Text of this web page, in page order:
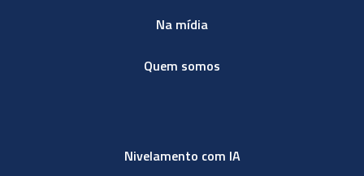
Na mídia
Quem somos
Nivelamento com IA